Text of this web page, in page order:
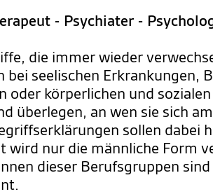
- Psychiater -
die immer wieder
bei seelischen Erkrankungen,
oder körperlichen und
überlegen, an wen sie sich
sollen dabei
wird nur die männliche Form
dieser Berufsgruppen